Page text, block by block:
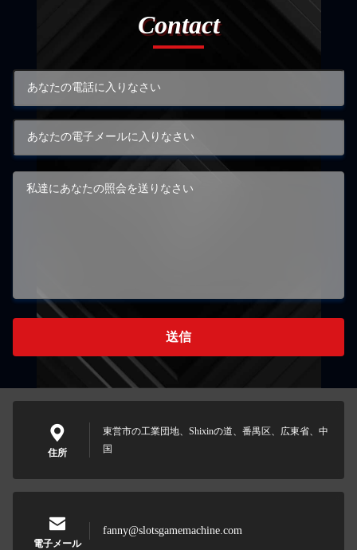
Contact
送信
住所
東営市の工業団地、Shixinの道、番禺区、広東省、中
国
電子メール
fanny@slotsgamemachine.com